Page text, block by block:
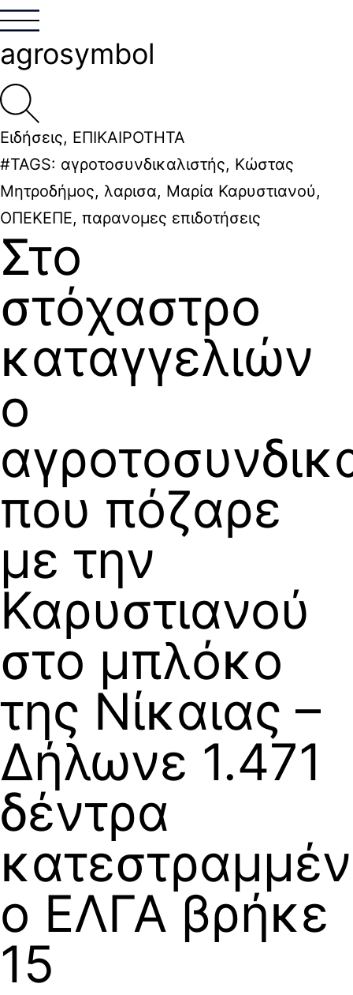
agrosymbol
Ειδήσεις, ΕΠΙΚΑΙΡΟΤΗΤΑ
#TAGS: αγροτοσυνδικαλιστής, Κώστας
Μητροδήμος, λαρισα, Μαρία Καρυστιανού,
ΟΠΕΚΕΠΕ, παρανομες επιδοτήσεις
Στο
στόχαστρο
καταγγελιών
ο
που πόζαρε
με την
Καρυστιανού
στο μπλόκο
της Νίκαιας –
Δήλωνε 1.471
δέντρα
ο ΕΛΓΑ βρήκε
15